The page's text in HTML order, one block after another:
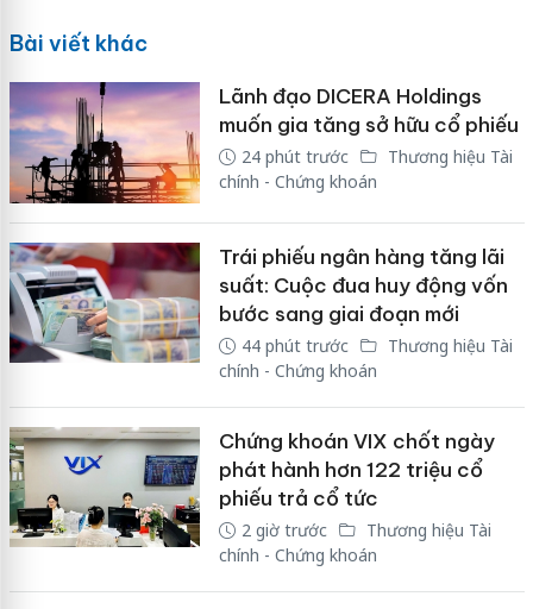
Bài viết khác
Lãnh đạo DICERA Holdings
muốn gia tăng sở hữu cổ phiếu
24 phút trước
Thương hiệu Tài
chính - Chứng khoán
Trái phiếu ngân hàng tăng lãi
suất: Cuộc đua huy động vốn
bước sang giai đoạn mới
44 phút trước
Thương hiệu Tài
chính - Chứng khoán
Chứng khoán VIX chốt ngày
phát hành hơn 122 triệu cổ
phiếu trả cổ tức
2 giờ trước
Thương hiệu Tài
chính - Chứng khoán